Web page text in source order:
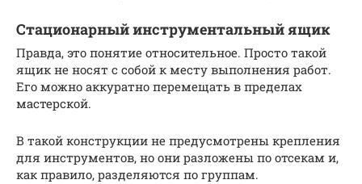
Стационарный инструментальный ящик
Правда, это понятие относительное. Просто такой
ящик не носят с собой к месту выполнения работ.
Его можно аккуратно перемещать в пределах
мастерской.
В такой конструкции не предусмотрены крепления
для инструментов, но они разложены по отсекам и,
как правило, разделяются по группам.